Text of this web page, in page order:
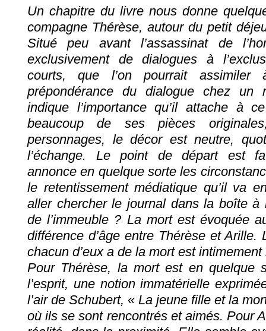
Un chapitre du livre nous donne
compagne Thérèse, autour du petit
Situé peu avant l’assassinat de
exclusivement de dialogues à
courts, que l’on pourrait assimiler
prépondérance du dialogue chez un
indique l’importance qu’il attache à
beaucoup de ses pièces
personnages, le décor est neutre,
l’échange. Le point de départ est
annonce en quelque sorte les
le retentissement médiatique qu’il va
aller chercher le journal dans la boîte à
de l’immeuble ? La mort est évoquée
différence d’âge entre Thérèse et Arille.
chacun d’eux a de la mort est
Pour Thérèse, la mort est en quelque
l’esprit, une notion immatérielle
l’air de Schubert, « La jeune fille et la
où ils se sont rencontrés et aimés. Pour